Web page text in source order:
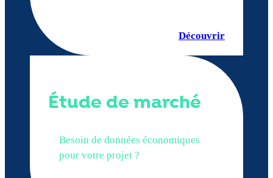
Découvrir
Étude de marché
Besoin de données économiques
pour votre projet ?